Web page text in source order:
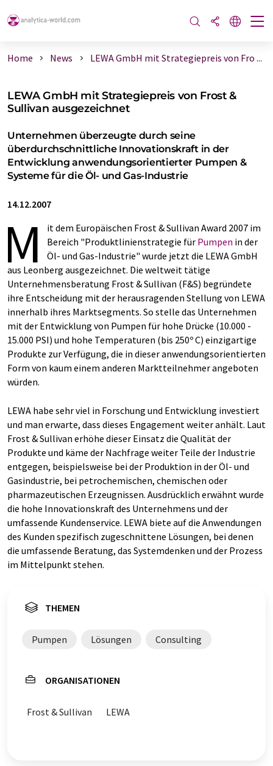
Home News LEWA GmbH mit Strategiepreis von Fro ...
LEWA GmbH mit Strategiepreis von Frost &
Sullivan ausgezeichnet
Unternehmen überzeugte durch seine
überdurchschnittliche Innovationskraft in der
Entwicklung anwendungsorientierter Pumpen &
Systeme für die Öl- und Gas-Industrie
14.12.2007
M
it dem Europäischen Frost & Sullivan Award 2007 im
Bereich "Produktlinienstrategie für Pumpen in der
Öl- und Gas-Industrie" wurde jetzt die LEWA GmbH
aus Leonberg ausgezeichnet. Die weltweit tätige
Unternehmensberatung Frost & Sullivan (F&S) begründete
ihre Entscheidung mit der herausragenden Stellung von LEWA
innerhalb ihres Marktsegments. So stelle das Unternehmen
mit der Entwicklung von Pumpen für hohe Drücke (10.000 -
15.000 PSI) und hohe Temperaturen (bis 250º C) einzigartige
Produkte zur Verfügung, die in dieser anwendungsorientierten
Form von kaum einem anderen Marktteilnehmer angeboten
würden.
LEWA habe sehr viel in Forschung und Entwicklung investiert
und man erwarte, dass dieses Engagement weiter anhält. Laut
Frost & Sullivan erhöhe dieser Einsatz die Qualität der
Produkte und käme der Nachfrage weiter Teile der Industrie
entgegen, beispielsweise bei der Produktion in der Öl- und
Gasindustrie, bei petrochemischen, chemischen oder
pharmazeutischen Erzeugnissen. Ausdrücklich erwähnt wurde
die hohe Innovationskraft des Unternehmens und der
umfassende Kundenservice. LEWA biete auf die Anwendungen
des Kunden spezifisch zugeschnittene Lösungen, bei denen
die umfassende Beratung, das Systemdenken und der Prozess
im Mittelpunkt stehen.
THEMEN
Pumpen Lösungen Consulting
ORGANISATIONEN
Frost & Sullivan LEWA